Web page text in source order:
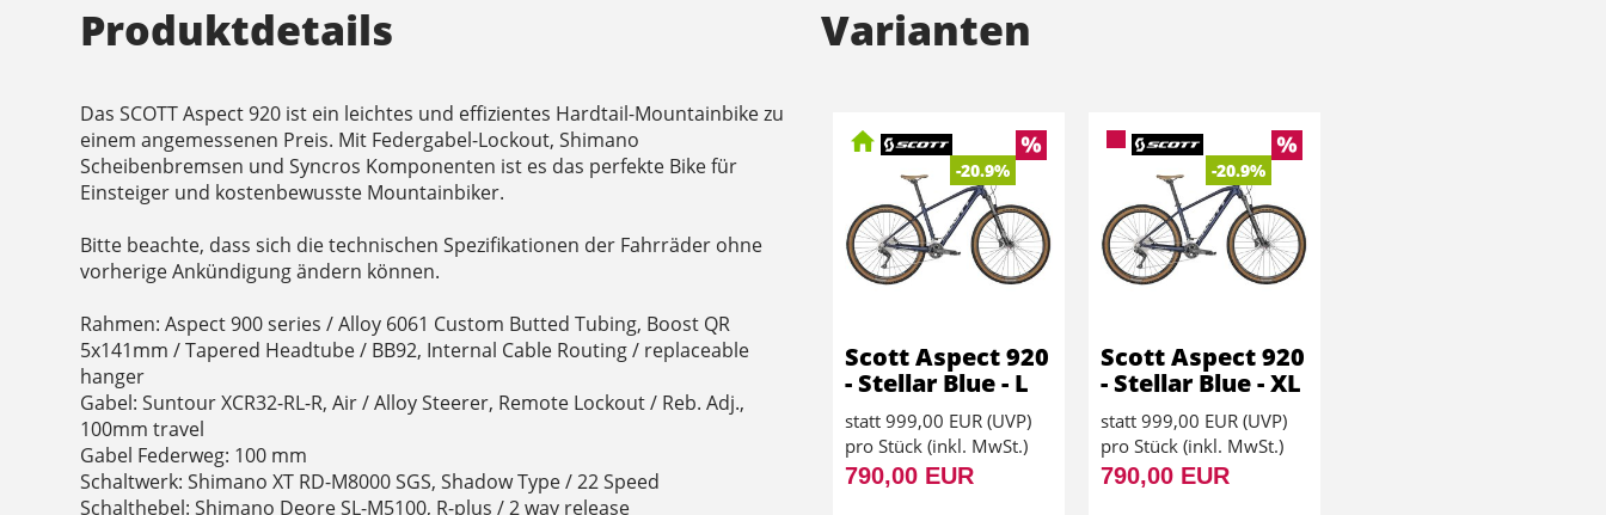
Produktdetails
Das SCOTT Aspect 920 ist ein leichtes und effizientes Hardtail-Mountainbike zu
einem angemessenen Preis. Mit Federgabel-Lockout, Shimano
Scheibenbremsen und Syncros Komponenten ist es das perfekte Bike für
Einsteiger und kostenbewusste Mountainbiker.
Bitte beachte, dass sich die technischen Spezifikationen der Fahrräder ohne
vorherige Ankündigung ändern können.
Rahmen: Aspect 900 series / Alloy 6061 Custom Butted Tubing, Boost QR
5x141mm / Tapered Headtube / BB92, Internal Cable Routing / replaceable
hanger
Gabel: Suntour XCR32-RL-R, Air / Alloy Steerer, Remote Lockout / Reb. Adj.,
100mm travel
Gabel Federweg: 100 mm
Schaltwerk: Shimano XT RD-M8000 SGS, Shadow Type / 22 Speed
Schalthebel: Shimano Deore SL-M5100, R-plus / 2 way release
Varianten
-20.9%
Scott Aspect 920
- Stellar Blue - L
statt 999,00 EUR (UVP)
pro Stück (inkl. MwSt.)
790,00 EUR
-20.9%
Scott Aspect 920
- Stellar Blue - XL
statt 999,00 EUR (UVP)
pro Stück (inkl. MwSt.)
790,00 EUR